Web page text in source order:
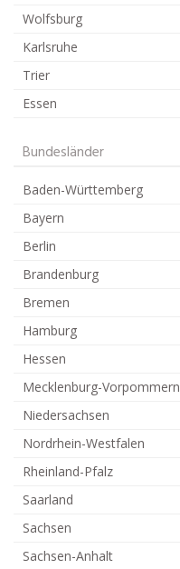
Wolfsburg
Karlsruhe
Trier
Essen
Bundesländer
Baden-Württemberg
Bayern
Berlin
Brandenburg
Bremen
Hamburg
Hessen
Mecklenburg-Vorpommern
Niedersachsen
Nordrhein-Westfalen
Rheinland-Pfalz
Saarland
Sachsen
Sachsen-Anhalt